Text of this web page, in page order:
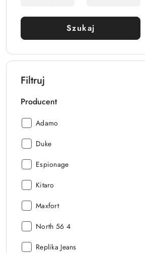
Szukaj
Filtruj
Producent
Producent:
Adamo
Producent:
Duke
Producent:
Espionage
Producent:
Kitaro
Producent:
Maxfort
Producent:
North 56 4
Producent:
Replika Jeans